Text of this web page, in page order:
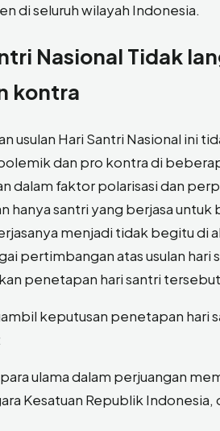
di seluruh wilayah Indonesia.
Nasional Tidak
kontra
usulan Hari Santri Nasional ini
dan pro kontra di
dalam faktor polarisasi dan
hanya santri yang berjasa
menjadi tidak begitu di
pertimbangan atas usulan hari
penetapan hari santri
keputusan penetapan hari
para ulama dalam perjuangan
Kesatuan Republik